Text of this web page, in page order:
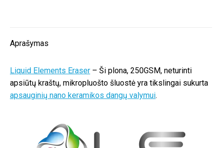
Aprašymas
Liquid Elements Eraser – Ši plona, 250GSM, neturinti
apsiūtų kraštų, mikropluošto šluostė yra tikslingai sukurta
apsauginių nano keramikos dangų valymui.